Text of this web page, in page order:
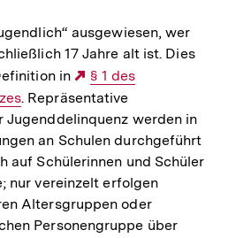
ausgewiesen, wer
17 Jahre alt ist. Dies
in
Externer
Link:
§ 1 des
. Repräsentative
Jugenddelinquenz werden in
an Schulen durchgeführt
auf Schülerinnen und Schüler
nur vereinzelt erfolgen
Altersgruppen oder
Personengruppe über